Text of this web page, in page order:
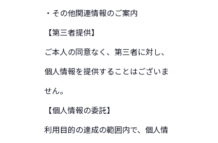
資料ダウンロード
お問い合わせ
・その他関連情報のご案内
【第三者提供】
ご本人の同意なく、第三者に対し、
個人情報を提供することはございま
せん。
【個人情報の委託】
利用目的の達成の範囲内で、個人情